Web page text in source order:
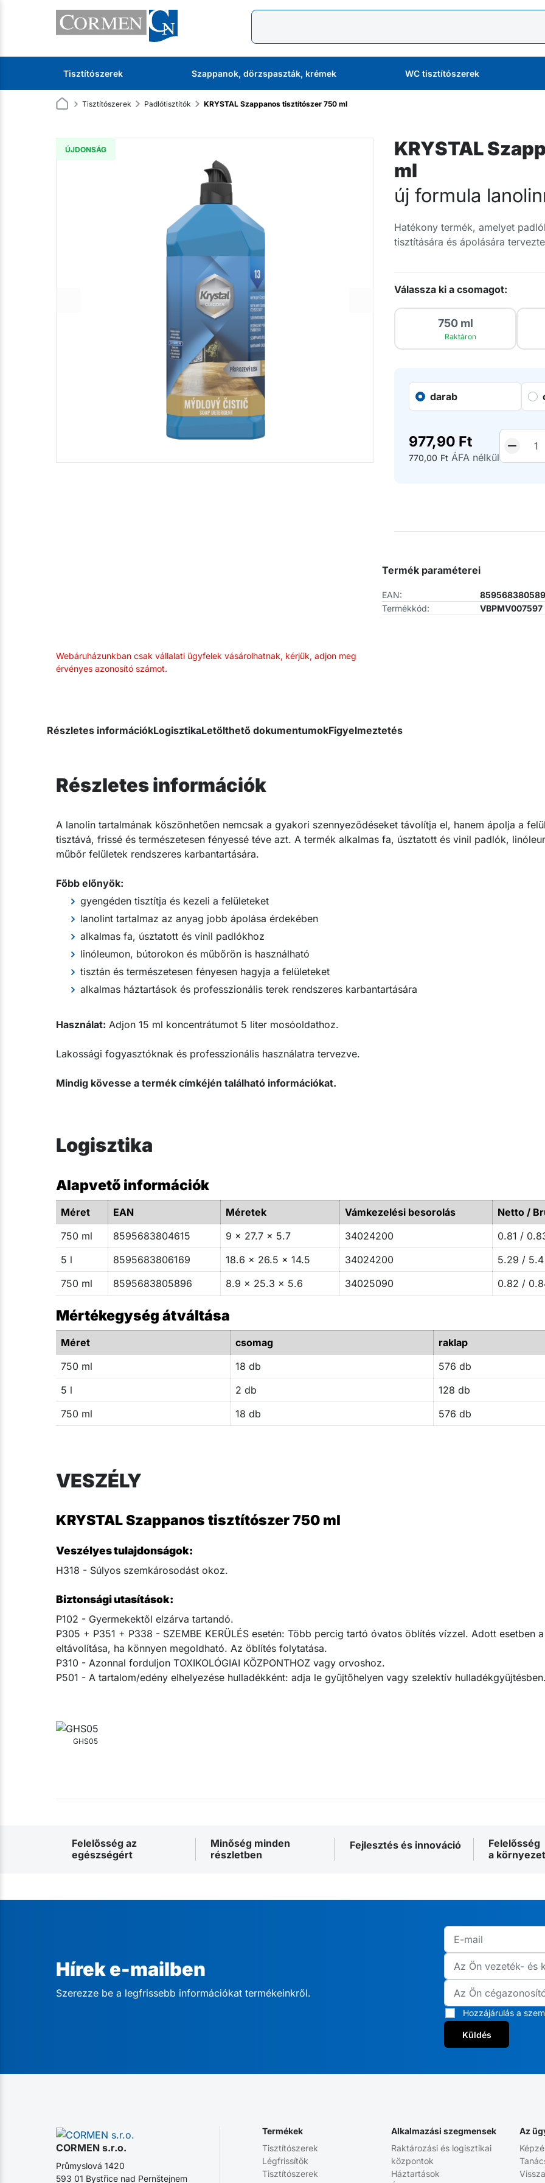
Tisztítószerek Szappanok, dörzspaszták, krémek WC tisztítószerek
Tisztítószerek Padlótisztítók KRYSTAL Szappanos tisztítószer 750 ml
KRYSTAL
ml
új formula
Hatékony termék, amelyet
tisztítására és ápolására
ÚJDONSÁG
Válassza ki a csomagot:
750 ml
Raktáron
darab
977,90 Ft
770,00 Ft ÁFA nélkül
Webáruházunkban csak vállalati ügyfelek vásárolhatnak, kérjük, adjon meg
érvényes azonosító számot.
Termék paraméterei
EAN:
Termékkód:
VBPMV007597
Részletes információkLogisztikaLetölthető dokumentumokFigyelmeztetés
Részletes információk
A lanolin tartalmának köszönhetően nemcsak a gyakori szennyeződéseket távolítja el, hanem ápolja a
tisztává, frissé és természetesen fényessé téve azt. A termék alkalmas fa, úsztatott és vinil padlók,
műbőr felületek rendszeres karbantartására.
Főbb előnyök:
gyengéden tisztítja és kezeli a felületeket
lanolint tartalmaz az anyag jobb ápolása érdekében
alkalmas fa, úsztatott és vinil padlókhoz
linóleumon, bútorokon és műbőrön is használható
tisztán és természetesen fényesen hagyja a felületeket
alkalmas háztartások és professzionális terek rendszeres karbantartására
Használat: Adjon 15 ml koncentrátumot 5 liter mosóoldathoz.
Lakossági fogyasztóknak és professzionális használatra tervezve.
Mindig kövesse a termék címkéjén található információkat.
Logisztika
Alapvető információk
Méret EAN Méretek Vámkezelési besorolás
Netto /
750 ml
8595683804615 9 x 27.7 x 5.7 34024200
0.81 /
5 l
8595683806169 18.6 x 26.5 x 14.5 34024200
5.29 / 5.4
750 ml
8595683805896 8.9 x 25.3 x 5.6 34025090 0.82 /
Mértékegység átváltása
Méret csomag
raklap
750 ml
18 db
576 db
5 l
2 db
128 db
750 ml
18 db 576 db
VESZÉLY
KRYSTAL Szappanos tisztítószer 750 ml
Veszélyes tulajdonságok:
H318 - Súlyos szemkárosodást okoz.
Biztonsági utasítások:
P102 - Gyermekektől elzárva tartandó.
P305 + P351 + P338 - SZEMBE KERÜLÉS esetén: Több percig tartó óvatos öblítés vízzel. Adott esetben
eltávolítása, ha könnyen megoldható. Az öblítés folytatása.
P310 - Azonnal forduljon TOXIKOLÓGIAI KÖZPONTHOZ vagy orvoshoz.
P501 - A tartalom/edény elhelyezése hulladékként: adja le gyűjtőhelyen vagy szelektív
GHS05
Felelősség az
egészségért
Minőség minden
részletben
Fejlesztés és innováció
Felelősség
a
Hírek e-mailben
Szerezze be a legfrissebb információkat termékeinkről.
Hozzájárulás a
Küldés
CORMEN s.r.o.
Průmyslová 1420
593 01 Bystřice nad Pernštejnem
Termékek
Tisztítószerek
Légfrissítők
Tisztítószerek
Alkalmazási szegmensek
Raktározási és logisztikai
központok
Háztartások
Az